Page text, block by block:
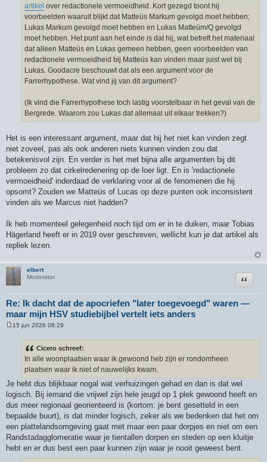
artikel over redactionele vermoeidheid. Kort gezegd toont hij
voorbeelden waaruit blijkt dat Matteüs Markum gevolgd moet hebben;
Lukas Markum gevolgd moet hebben en Lukas Matteüm/Q gevolgd
moet hebben. Het punt aan het einde is dat hij, wat betreft het materiaal
dat alleen Matteüs en Lukas gemeen hebben, geen voorbeelden van
redactionele vermoeidheid bij Matteüs kan vinden maar juist wel bij
Lukas. Goodacre beschouwt dat als een argument voor de
Farrerhypothese. Wat vind jij van dit argument?
(Ik vind die Farrerhypothese toch lastig voorstelbaar in het geval van de
Bergrede. Waarom zou Lukas dat allemaal uit elkaar trekken?)
Het is een interessant argument, maar dat hij het niet kan vinden zegt
niet zoveel, pas als ook anderen niets kunnen vinden zou dat
betekenisvol zijn. En verder is het met bijna alle argumenten bij dit
probleem zo dat cirkelredenering op de loer ligt. En is 'redactionele
vermoeidheid' inderdaad de verklaring voor al de fenomenen die hij
opsomt? Zouden we Matteüs of Lucas op deze punten ook inconsistent
vinden als we Marcus niet hadden?
Ik heb momenteel gelegenheid noch tijd om er in te duiken, maar Tobias
Hägerland heeft er in 2019 over geschreven, wellicht kun je dat artikel als
repliek lezen.
elbert
Moderator
Re: Ik dacht dat de apocriefen "later toegevoegd" waren —
maar mijn HSV studiebijbel vertelt iets anders
Citeer
15 jun 2026 08:29
Cicero schreef:
In alle woonplaatsen waar ik gewoond heb zijn er rondomheen
plaatsen waar ik niet of nauwelijks kwam.
Je hebt dus blijkbaar nogal wat verhuizingen gehad en dan is dat wel
logisch. Bij iemand die vrijwel zijn hele jeugd op 1 plek gewoond heeft en
dus meer regionaal georienteerd is (kortom: je bent gesetteld in een
bepaalde buurt), is dat minder logisch, zeker als we bedenken dat het om
een plattelandsomgeving gaat met maar een paar dorpjes en niet om een
Randstadagglomeratie waar je tientallen dorpen en steden op een kluitje
hebt en er dus best een paar kunnen zijn waar je nooit geweest bent.